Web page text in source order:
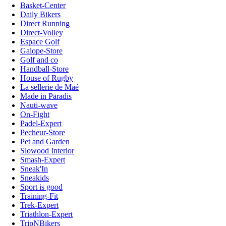
Basket-Center
Daily Bikers
Direct Running
Direct-Volley
Espace Golf
Galope-Store
Golf and co
Handball-Store
House of Rugby
La sellerie de Maé
Made in Paradis
Nauti-wave
On-Fight
Padel-Expert
Pecheur-Store
Pet and Garden
Slowood Interior
Smash-Expert
Sneak'In
Sneakids
Sport is good
Training-Fit
Trek-Expert
Triathlon-Expert
TripNBikers